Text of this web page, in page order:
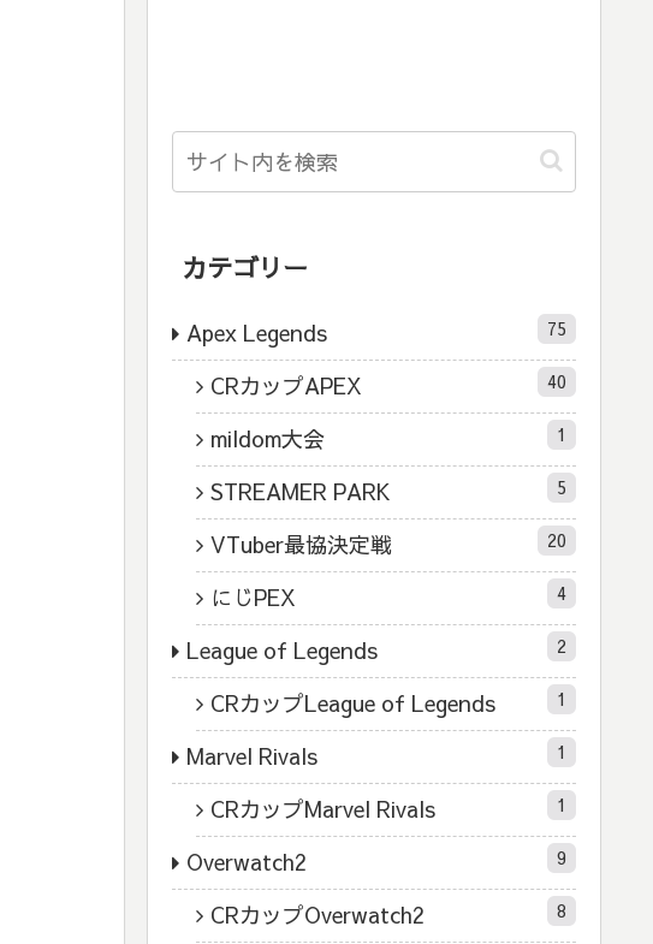
カテゴリー
Apex Legends 75
CRカップAPEX 40
mildom大会 1
STREAMER PARK 5
VTuber最協決定戦 20
にじPEX 4
League of Legends 2
CRカップLeague of Legends 1
Marvel Rivals 1
CRカップMarvel Rivals 1
Overwatch2 9
CRカップOverwatch2 8